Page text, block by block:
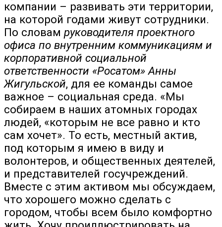
компании – развивать эти территории,
на которой годами живут сотрудники.
По словам руководителя проектного
офиса по внутренним коммуникациям и
корпоративной социальной
ответственности «Росатом» Анны
Жигульской, для ее команды самое
важное – социальная среда. «Мы
собираем в наших атомных городах
людей, «которым не все равно и кто
сам хочет». То есть, местный актив,
под которым я имею в виду и
волонтеров, и общественных деятелей,
и представителей госучреждений.
Вместе с этим активом мы обсуждаем,
что хорошего можно сделать с
городом, чтобы всем было комфортно